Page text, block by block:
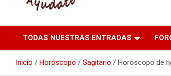
TODAS NUESTRAS ENTRADAS
Inicio Horóscopo Sagitario Horóscopo de